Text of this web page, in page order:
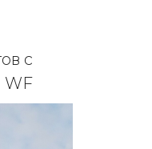
с
WF